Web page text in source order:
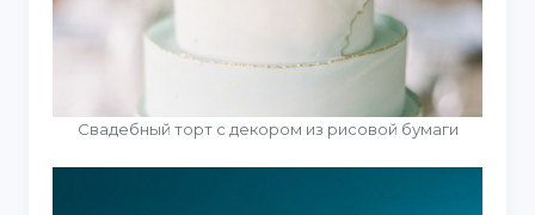
Свадебный торт с декором из рисовой бумаги